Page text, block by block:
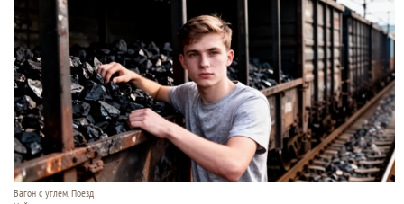
Вагон с углем. Поезд